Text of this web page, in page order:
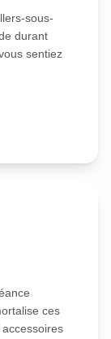
sous-
durant
sentiez
ces